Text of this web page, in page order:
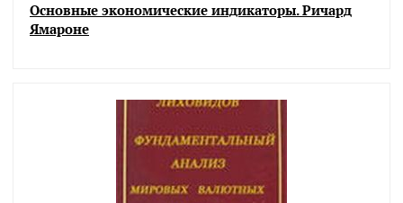
Основные экономические индикаторы. Ричард
Ямароне